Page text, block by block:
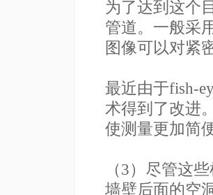
为了达到这个
管道。一般采
图像可以对紧
最近由于fish-
术得到了改进
使测量更加简
（3）尽管这
墙壁后面的空